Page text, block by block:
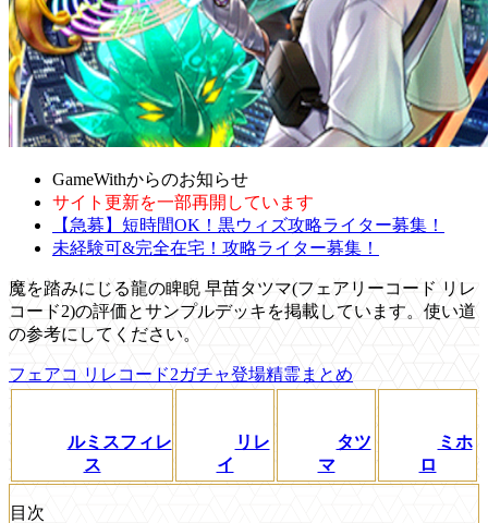
GameWithからのお知らせ
サイト更新を一部再開しています
【急募】短時間OK！黒ウィズ攻略ライター募集！
未経験可&完全在宅！攻略ライター募集！
魔を踏みにじる龍の睥睨 早苗タツマ(フェアリーコード リレ
コード2)の評価とサンプルデッキを掲載しています。使い道
の参考にしてください。
フェアコ リレコード2ガチャ登場精霊まとめ
ルミスフィレ
ス
リレ
イ
タツ
マ
ミホ
ロ
目次